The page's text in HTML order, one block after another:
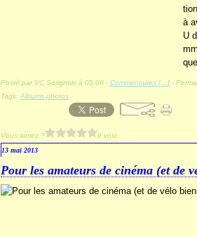
à
U
Posté par VC Sorignois à 05:00 - Commentaires [… ] -
Tags: Albums photos
Vous aimez ?
0 vote
13 mai 2013
Pour les amateurs de cinéma (et de